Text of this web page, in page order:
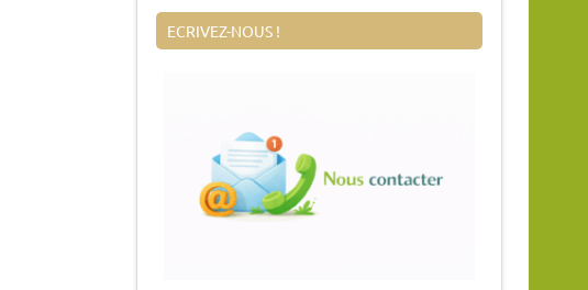
ECRIVEZ-NOUS !